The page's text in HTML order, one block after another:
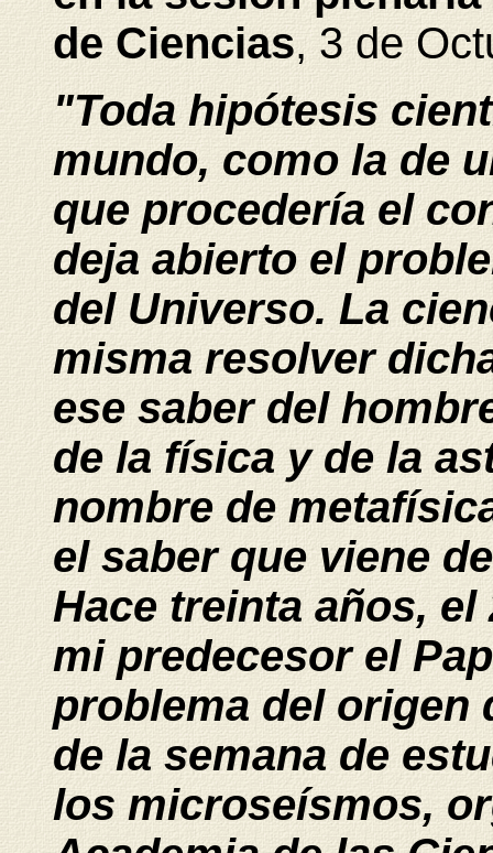
de Ciencias, 3 de
"Toda hipótesis
mundo, como la de
que procedería el
deja abierto el
del Universo. La
misma resolver
ese saber del
de la física y de la
nombre de
el saber que viene
Hace treinta años, el
mi predecesor el
problema del origen
de la semana de
los microseísmos,